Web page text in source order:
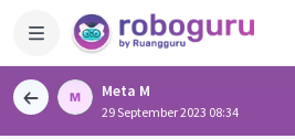
Meta M
29 September 2023 08:34